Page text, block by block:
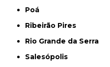
Poá
Ribeirão Pires
Rio Grande da Serra
Salesópolis